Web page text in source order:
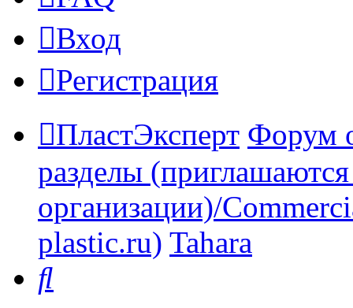
Вход
Регистрация
ПластЭксперт Форум
разделы
организации)/
plastic.ru) Tahara